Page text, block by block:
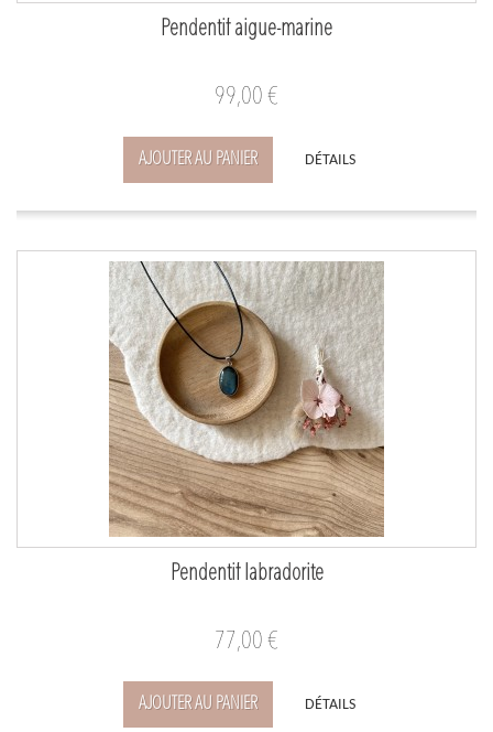
Pendentif aigue-marine
99,00 €
AJOUTER AU PANIER DÉTAILS
Pendentif labradorite
77,00 €
AJOUTER AU PANIER DÉTAILS